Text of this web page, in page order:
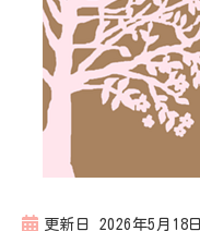
更新日 2026年5月18日